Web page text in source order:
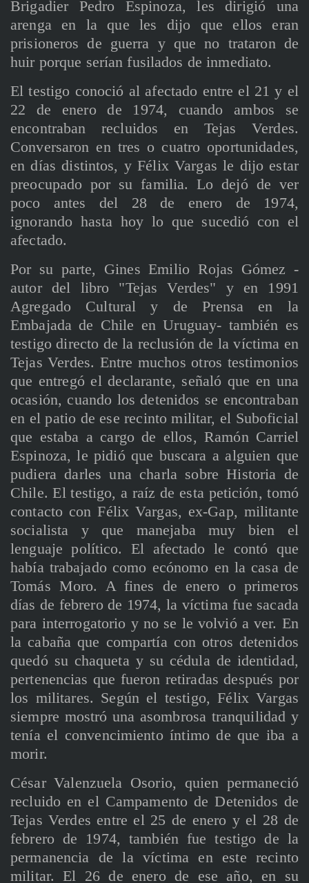
Brigadier Pedro Espinoza, les dirigió una
arenga en la que les dijo que ellos eran
prisioneros de guerra y que no trataron de
huir porque serían fusilados de inmediato.
El testigo conoció al afectado entre el 21 y el
22 de enero de 1974, cuando ambos se
encontraban recluidos en Tejas Verdes.
Conversaron en tres o cuatro oportunidades,
en días distintos, y Félix Vargas le dijo estar
preocupado por su familia. Lo dejó de ver
poco antes del 28 de enero de 1974,
ignorando hasta hoy lo que sucedió con el
afectado.
Por su parte, Gines Emilio Rojas Gómez -
autor del libro "Tejas Verdes" y en 1991
Agregado Cultural y de Prensa en la
Embajada de Chile en Uruguay- también es
testigo directo de la reclusión de la víctima en
Tejas Verdes. Entre muchos otros testimonios
que entregó el declarante, señaló que en una
ocasión, cuando los detenidos se encontraban
en el patio de ese recinto militar, el Suboficial
que estaba a cargo de ellos, Ramón Carriel
Espinoza, le pidió que buscara a alguien que
pudiera darles una charla sobre Historia de
Chile. El testigo, a raíz de esta petición, tomó
contacto con Félix Vargas, ex-Gap, militante
socialista y que manejaba muy bien el
lenguaje político. El afectado le contó que
había trabajado como ecónomo en la casa de
Tomás Moro. A fines de enero o primeros
días de febrero de 1974, la víctima fue sacada
para interrogatorio y no se le volvió a ver. En
la cabaña que compartía con otros detenidos
quedó su chaqueta y su cédula de identidad,
pertenencias que fueron retiradas después por
los militares. Según el testigo, Félix Vargas
siempre mostró una asombrosa tranquilidad y
tenía el convencimiento íntimo de que iba a
morir.
César Valenzuela Osorio, quien permaneció
recluido en el Campamento de Detenidos de
Tejas Verdes entre el 25 de enero y el 28 de
febrero de 1974, también fue testigo de la
permanencia de la víctima en este recinto
militar. El 26 de enero de ese año, en su